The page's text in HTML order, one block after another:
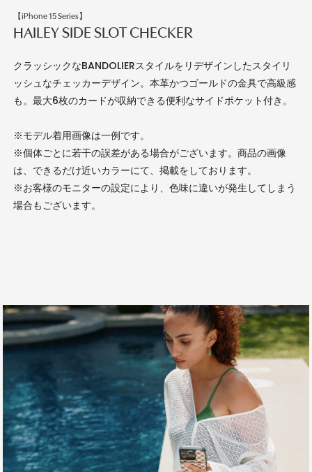
【iPhone 15 Series】
HAILEY SIDE SLOT CHECKER
クラッシックなBANDOLIERスタイルをリデザインしたスタイリ
ッシュなチェッカーデザイン。本革かつゴールドの金具で高級感
も。最大6枚のカードが収納できる便利なサイドポケット付き。
※モデル着用画像は一例です。
※個体ごとに若干の誤差がある場合がございます。商品の画像
は、できるだけ近いカラーにて、掲載をしております。
※お客様のモニターの設定により、色味に違いが発生してしまう
場合もございます。